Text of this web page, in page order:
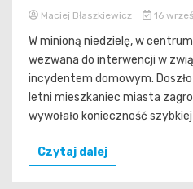
Maciej Błaszkiewicz 16
W minioną niedzielę, w
wezwana do interwencji w
incydentem domowym.
letni mieszkaniec miasta
wywołało konieczność
Czytaj dalej